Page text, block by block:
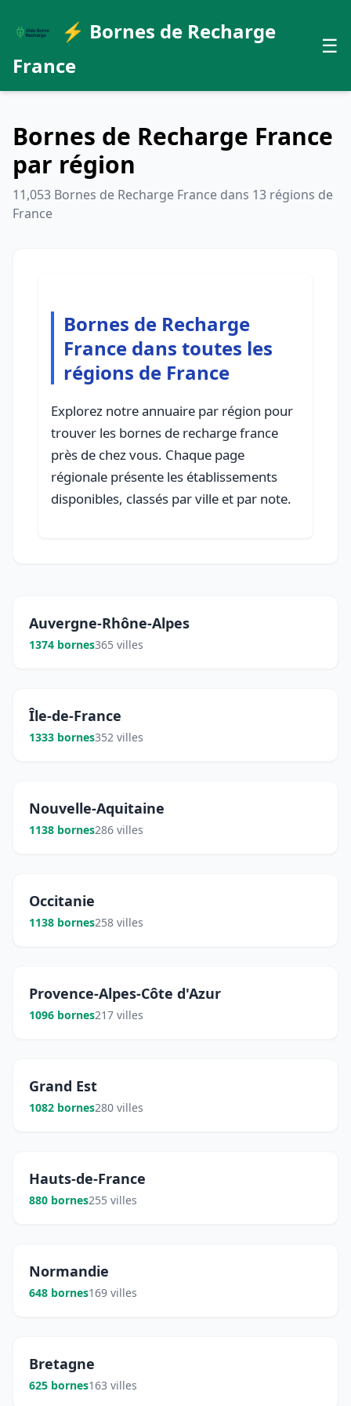
⚡ Bornes de Recharge
France
☰
Bornes de Recharge France
par région
11,053 Bornes de Recharge France dans 13 régions de
France
Bornes de Recharge
France dans toutes les
régions de France
Explorez notre annuaire par région pour
trouver les bornes de recharge france
près de chez vous. Chaque page
régionale présente les établissements
disponibles, classés par ville et par note.
Auvergne-Rhône-Alpes
1374 bornes365 villes
Île-de-France
1333 bornes352 villes
Nouvelle-Aquitaine
1138 bornes286 villes
Occitanie
1138 bornes258 villes
Provence-Alpes-Côte d'Azur
1096 bornes217 villes
Grand Est
1082 bornes280 villes
Hauts-de-France
880 bornes255 villes
Normandie
648 bornes169 villes
Bretagne
625 bornes163 villes